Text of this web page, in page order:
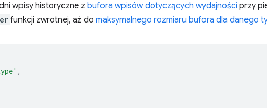
wpisy historyczne z bufora wpisów dotyczących wydajności przy
funkcji zwrotnej, aż do maksymalnego rozmiaru bufora dla danego
,